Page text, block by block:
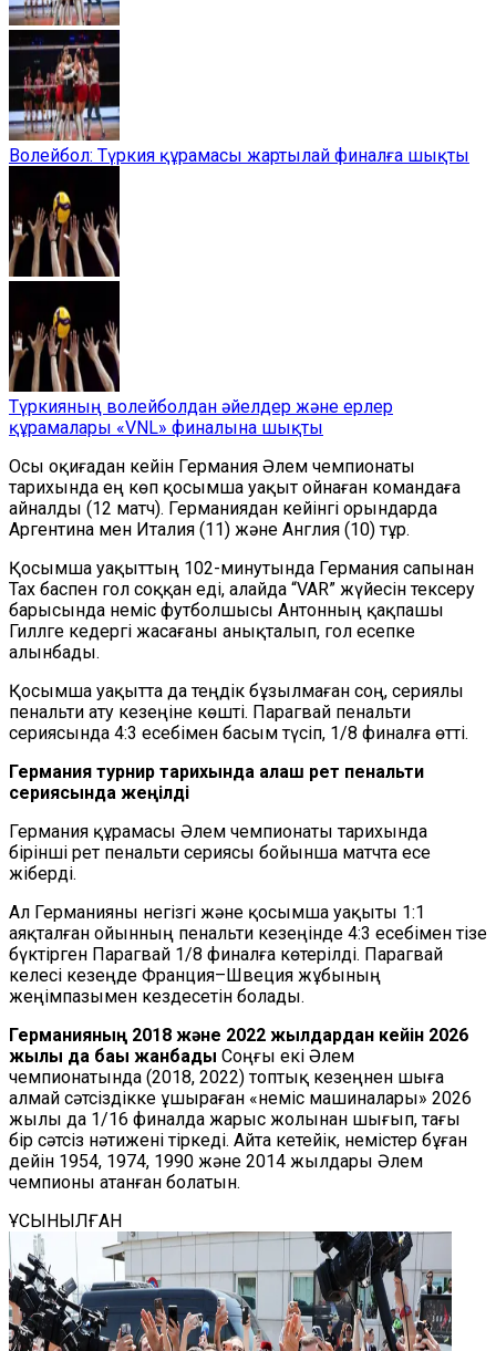
Волейбол: Түркия құрамасы жартылай финалға шықты
Түркияның волейболдан әйелдер және ерлер
құрамалары «VNL» финалына шықты
Осы оқиғадан кейін Германия Әлем чемпионаты
тарихында ең көп қосымша уақыт ойнаған командаға
айналды (12 матч). Германиядан кейінгі орындарда
Аргентина мен Италия (11) және Англия (10) тұр.
Қосымша уақыттың 102-минутында Германия сапынан
Тах баспен гол соққан еді, алайда “VAR” жүйесін тексеру
барысында неміс футболшысы Антонның қақпашы
Гиллге кедергі жасағаны анықталып, гол есепке
алынбады.
Қосымша уақытта да теңдік бұзылмаған соң, сериялы
пенальти ату кезеңіне көшті. Парагвай пенальти
сериясында 4:3 есебімен басым түсіп, 1/8 финалға өтті.
Германия турнир тарихында алғаш рет пенальти
сериясында жеңілді
Германия құрамасы Әлем чемпионаты тарихында
бірінші рет пенальти сериясы бойынша матчта есе
жіберді.
Ал Германияны негізгі және қосымша уақыты 1:1
аяқталған ойынның пенальти кезеңінде 4:3 есебімен тізе
бүктірген Парагвай 1/8 финалға көтерілді. Парагвай
келесі кезеңде Франция–Швеция жұбының
жеңімпазымен кездесетін болады.
Германияның 2018 және 2022 жылдардан кейін 2026
жылы да бағы жанбады Соңғы екі Әлем
чемпионатында (2018, 2022) топтық кезеңнен шыға
алмай сәтсіздікке ұшыраған «неміс машиналары» 2026
жылы да 1/16 финалда жарыс жолынан шығып, тағы
бір сәтсіз нәтижені тіркеді. Айта кетейік, немістер бұған
дейін 1954, 1974, 1990 және 2014 жылдары Әлем
чемпионы атанған болатын.
ҰСЫНЫЛҒАН